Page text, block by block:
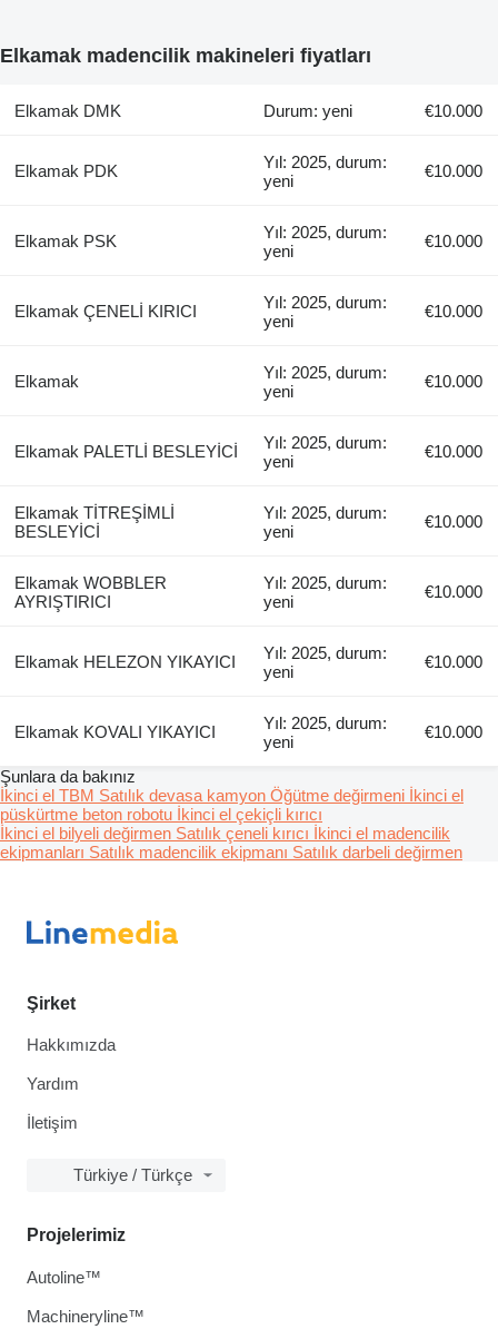
Elkamak madencilik makineleri fiyatları
Elkamak DMK Durum: yeni €10.000
Elkamak PDK
Yıl: 2025, durum:
yeni
€10.000
Elkamak PSK
Yıl: 2025, durum:
yeni
€10.000
Elkamak ÇENELİ KIRICI
Yıl: 2025, durum:
yeni
€10.000
Elkamak
Yıl: 2025, durum:
yeni
€10.000
Elkamak PALETLİ BESLEYİCİ
Yıl: 2025, durum:
yeni
€10.000
Elkamak TİTREŞİMLİ
BESLEYİCİ
Yıl: 2025, durum:
yeni
€10.000
Elkamak WOBBLER
AYRIŞTIRICI
Yıl: 2025, durum:
yeni
€10.000
Elkamak HELEZON YIKAYICI
Yıl: 2025, durum:
yeni
€10.000
Elkamak KOVALI YIKAYICI
Yıl: 2025, durum:
yeni
€10.000
Şunlara da bakınız
İkinci el TBM Satılık devasa kamyon Öğütme değirmeni İkinci el
püskürtme beton robotu İkinci el çekiçli kırıcı
İkinci el bilyeli değirmen Satılık çeneli kırıcı İkinci el madencilik
ekipmanları Satılık madencilik ekipmanı Satılık darbeli değirmen
Şirket
Hakkımızda
Yardım
İletişim
Türkiye / Türkçe
Projelerimiz
Autoline™
Machineryline™